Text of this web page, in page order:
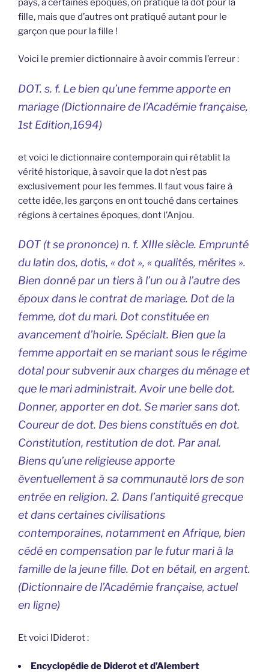
pays, à certaines époques, on pratiqué la dot pour la
fille, mais que d’autres ont pratiqué autant pour le
garçon que pour la fille !
Voici le premier dictionnaire à avoir commis l’erreur :
DOT. s. f. Le bien qu’une femme apporte en
mariage (Dictionnaire de l’Académie française,
1st Edition,1694)
et voici le dictionnaire contemporain qui rétablit la
vérité historique, à savoir que la dot n’est pas
exclusivement pour les femmes. Il faut vous faire à
cette idée, les garçons en ont touché dans certaines
régions à certaines époques, dont l’Anjou.
DOT (t se prononce) n. f. XIIIe siècle. Emprunté
du latin dos, dotis, « dot », « qualités, mérites ».
Bien donné par un tiers à l’un ou à l’autre des
époux dans le contrat de mariage. Dot de la
femme, dot du mari. Dot constituée en
avancement d’hoirie. Spécialt. Bien que la
femme apportait en se mariant sous le régime
dotal pour subvenir aux charges du ménage et
que le mari administrait. Avoir une belle dot.
Donner, apporter en dot. Se marier sans dot.
Coureur de dot. Des biens constitués en dot.
Constitution, restitution de dot. Par anal.
Biens qu’une religieuse apporte
éventuellement à sa communauté lors de son
entrée en religion. 2. Dans l’antiquité grecque
et dans certaines civilisations
contemporaines, notamment en Afrique, bien
cédé en compensation par le futur mari à la
famille de la jeune fille. Dot en bétail, en argent.
(Dictionnaire de l’Académie française, actuel
en ligne)
Et voici lDiderot :
Encyclopédie de Diderot et d’Alembert